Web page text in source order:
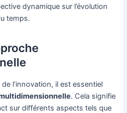
dynamique sur l’évolution
temps.
l’innovation, il est essentiel
. Cela signifie
sur différents aspects tels que